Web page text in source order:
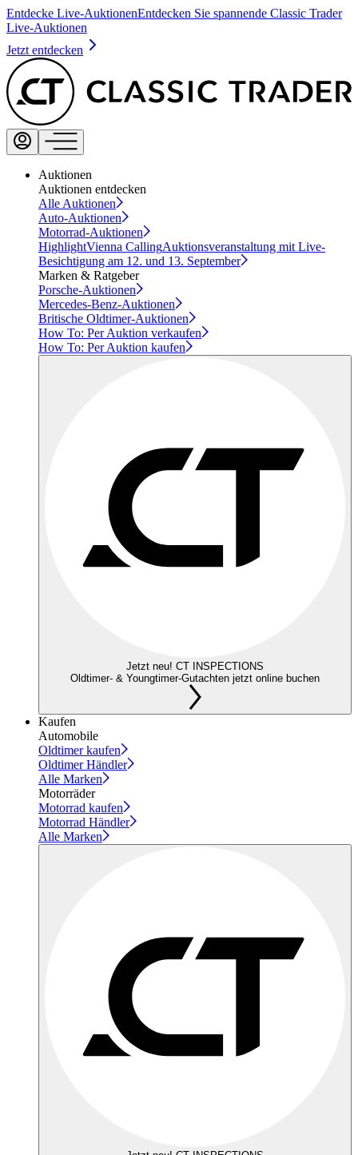
Entdecke Live-AuktionenEntdecken Sie spannende Classic Trader
Live-Auktionen
Jetzt entdecken
Auktionen
Auktionen entdecken
Alle Auktionen
Auto-Auktionen
Motorrad-Auktionen
HighlightVienna CallingAuktionsveranstaltung mit Live-
Besichtigung am 12. und 13. September
Marken & Ratgeber
Porsche-Auktionen
Mercedes-Benz-Auktionen
Britische Oldtimer-Auktionen
How To: Per Auktion verkaufen
How To: Per Auktion kaufen
Jetzt neu! CT INSPECTIONS
Oldtimer- & Youngtimer-Gutachten jetzt online buchen
Kaufen
Automobile
Oldtimer kaufen
Oldtimer Händler
Alle Marken
Motorräder
Motorrad kaufen
Motorrad Händler
Alle Marken